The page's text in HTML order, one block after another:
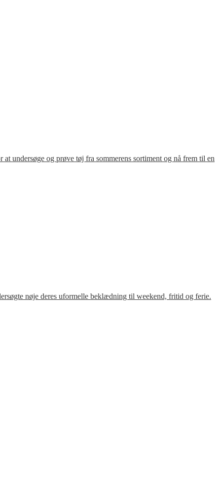
undersøge og prøve tøj fra sommerens sortiment og nå frem til en
nøje deres uformelle beklædning til weekend, fritid og ferie.